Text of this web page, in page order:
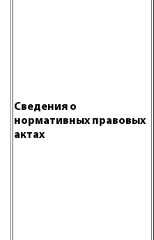
Cведения о
нормативных правовых
актах